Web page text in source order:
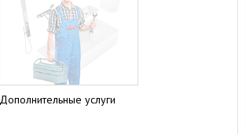
Дополнительные услуги